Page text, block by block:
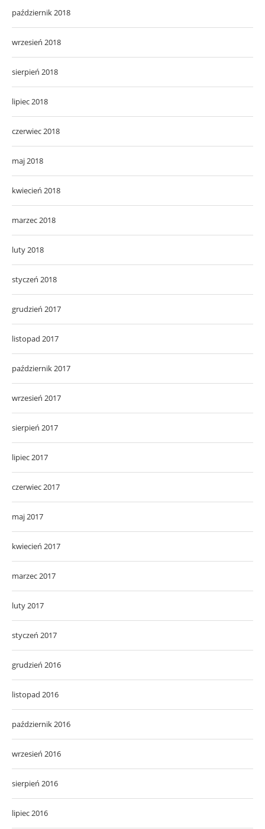
październik 2018
wrzesień 2018
sierpień 2018
lipiec 2018
czerwiec 2018
maj 2018
kwiecień 2018
marzec 2018
luty 2018
styczeń 2018
grudzień 2017
listopad 2017
październik 2017
wrzesień 2017
sierpień 2017
lipiec 2017
czerwiec 2017
maj 2017
kwiecień 2017
marzec 2017
luty 2017
styczeń 2017
grudzień 2016
listopad 2016
październik 2016
wrzesień 2016
sierpień 2016
lipiec 2016